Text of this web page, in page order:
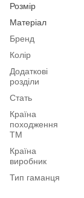
Розмір
Матеріал
Бренд
Колір
Додаткові
розділи
Стать
Країна
походження
ТМ
Країна
виробник
Тип гаманця